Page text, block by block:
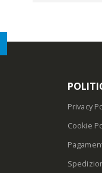
Privacy
Cookie